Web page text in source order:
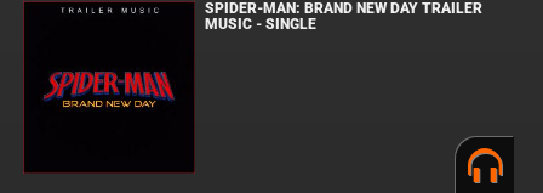
SPIDER-MAN: BRAND NEW DAY TRAILER
MUSIC - SINGLE